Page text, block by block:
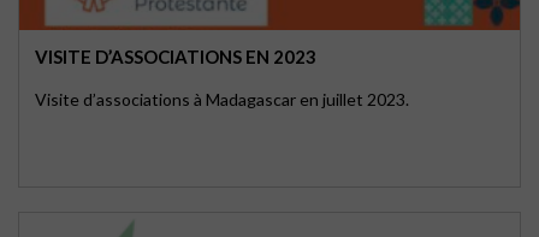
VISITE D’ASSOCIATIONS EN 2023
Visite d’associations à Madagascar en juillet 2023.